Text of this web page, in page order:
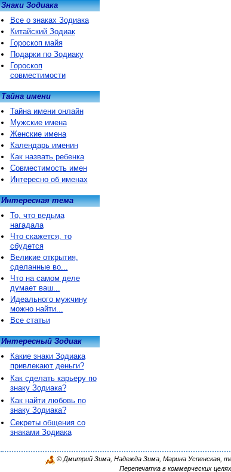
Знаки Зодиака
Все о знаках Зодиака
Китайский Зодиак
Гороскоп майя
Подарки по Зодиаку
Гороскоп
совместимости
Тайна имени
Тайна имени онлайн
Мужские имена
Женские имена
Календарь именин
Как назвать ребенка
Совместимость имен
Интересно об именах
Интересная тема
То, что ведьма
нагадала
Что скажется, то
сбудется
Великие открытия,
сделанные во...
Что на самом деле
думает ваш...
Идеального мужчину
можно найти...
Все статьи
Интересный Зодиак
Какие знаки Зодиака
привлекают деньги?
Как сделать карьеру по
знаку Зодиака?
Как найти любовь по
знаку Зодиака?
Секреты общения со
знаками Зодиака
© Дмитрий Зима, Надежда Зима, Марина Успенская,
Перепечатка в коммерческих